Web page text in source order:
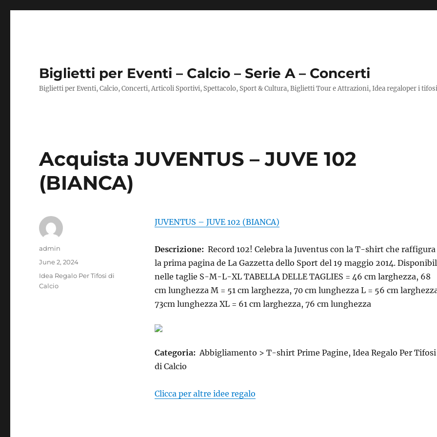
Biglietti per Eventi – Calcio – Serie A – Concerti
Biglietti per Eventi, Calcio, Concerti, Articoli Sportivi, Spettacolo, Sport & Cultura, Biglietti Tour e Attrazioni, Idea regaloper i
Acquista JUVENTUS – JUVE 102
(BIANCA)
JUVENTUS – JUVE 102 (BIANCA)
Descrizione: Record 102! Celebra la Juventus con la T-shirt che raffigura
la prima pagina de La Gazzetta dello Sport del 19 maggio 2014.
nelle taglie S-M-L-XL TABELLA DELLE TAGLIES = 46 cm larghezza, 68
cm lunghezza M = 51 cm larghezza, 70 cm lunghezza L = 56 cm
73cm lunghezza XL = 61 cm larghezza, 76 cm lunghezza
Categoria: Abbigliamento > T-shirt Prime Pagine, Idea Regalo Per Tifosi
di Calcio
Clicca per altre idee regalo
Author
admin
Posted
on
June 2, 2024
Categories
Idea Regalo Per Tifosi di
Calcio